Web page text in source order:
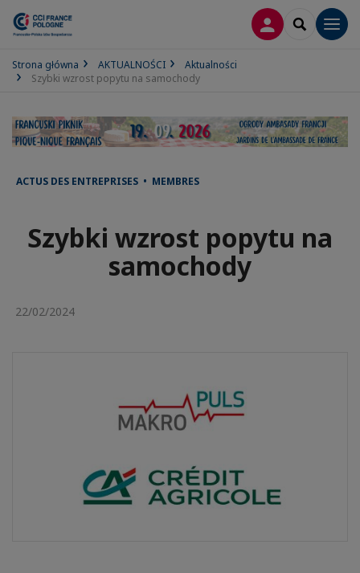
LOGOWANIE
SEARCH
Strona główna AKTUALNOŚCI
Aktualności
Szybki wzrost popytu na samochody
ACTUS DES ENTREPRISES • MEMBRES
Szybki wzrost popytu na
samochody
22/02/2024